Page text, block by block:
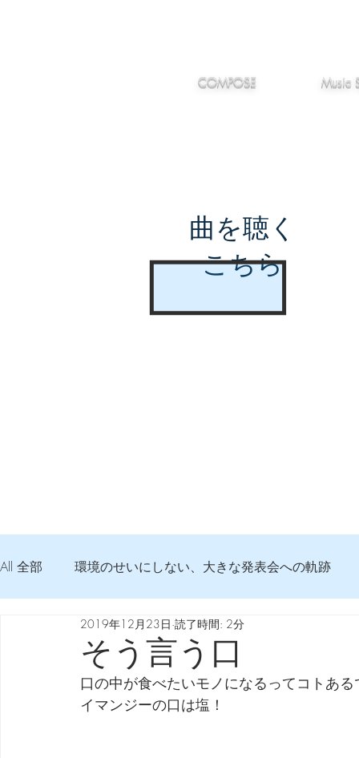
COMPOSE Music
曲を聴く
こちら
All 全部 環境のせいにしない、大きな発表会への軌跡
弦交換の記録 DTM 始める 知っておきたいコト
Imanjy Studio 使われているモノ 食べんじーの美味
そう言う口
2019年12月23日 読了時間: 2分
口の中が食べたいモノになるってコトあ
イマンジーの口は塩！